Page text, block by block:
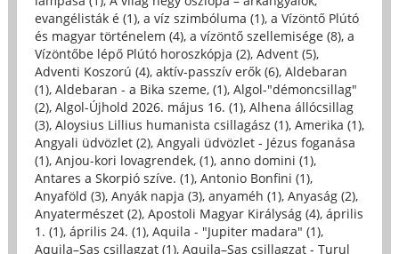
evangélisták é (1), a víz szimbóluma (1), a Vízöntő Plútó
és magyar történelem (4), a vízöntő szellemisége (8), a
Vízöntőbe lépő Plútó horoszkópja (2), Advent (5),
Adventi Koszorú (4), aktív-passzív erők (6), Aldebaran
(1), Aldebaran - a Bika szeme, (1), Algol-"démoncsillag"
(2), Algol-Újhold 2026. május 16. (1), Alhena állócsillag
(3), Aloysius Lillius humanista csillagász (1), Amerika (1),
Angyali üdvözlet (2), Angyali üdvözlet - Jézus foganása
(1), Anjou-kori lovagrendek, (1), anno domini (1),
Antares a Skorpió szíve. (1), Antonio Bonfini (1),
Anyaföld (3), Anyák napja (3), anyaméh (1), Anyaság (2),
Anyatermészet (2), Apostoli Magyar Királyság (4), április
1. (1), április 24. (1), Aquila - "Jupiter madara" (1),
Aquila–Sas csillagzat (1), Aquila–Sas csillagzat - Turul